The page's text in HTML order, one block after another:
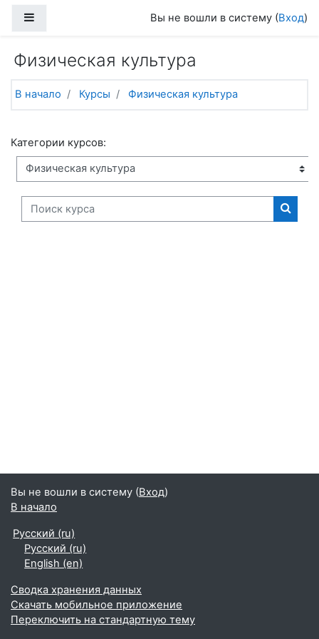
Вы не вошли в систему (Вход)
Физическая культура
В начало Курсы Физическая культура
Категории курсов:
Поиск курса
Поиск
Вы не вошли в систему (Вход)
В начало
Русский ‎(ru)‎
Русский ‎(ru)‎
English ‎(en)‎
Сводка хранения данных
Скачать мобильное приложение
Переключить на стандартную тему